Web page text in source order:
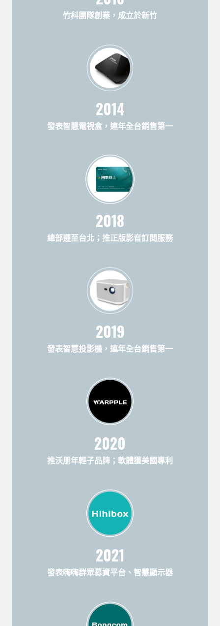
竹科團隊創業，成立於新竹
2014
發表智慧電視盒，連年全台銷售第一
2018
總部遷至台北；推正版影音訂閱服務
2019
發表智慧投影機，連年全台銷售第一
2020
推沃朋年輕子品牌；軟體獲美國專利
2021
發表嗨嗨群眾募資平台、智慧顯示器